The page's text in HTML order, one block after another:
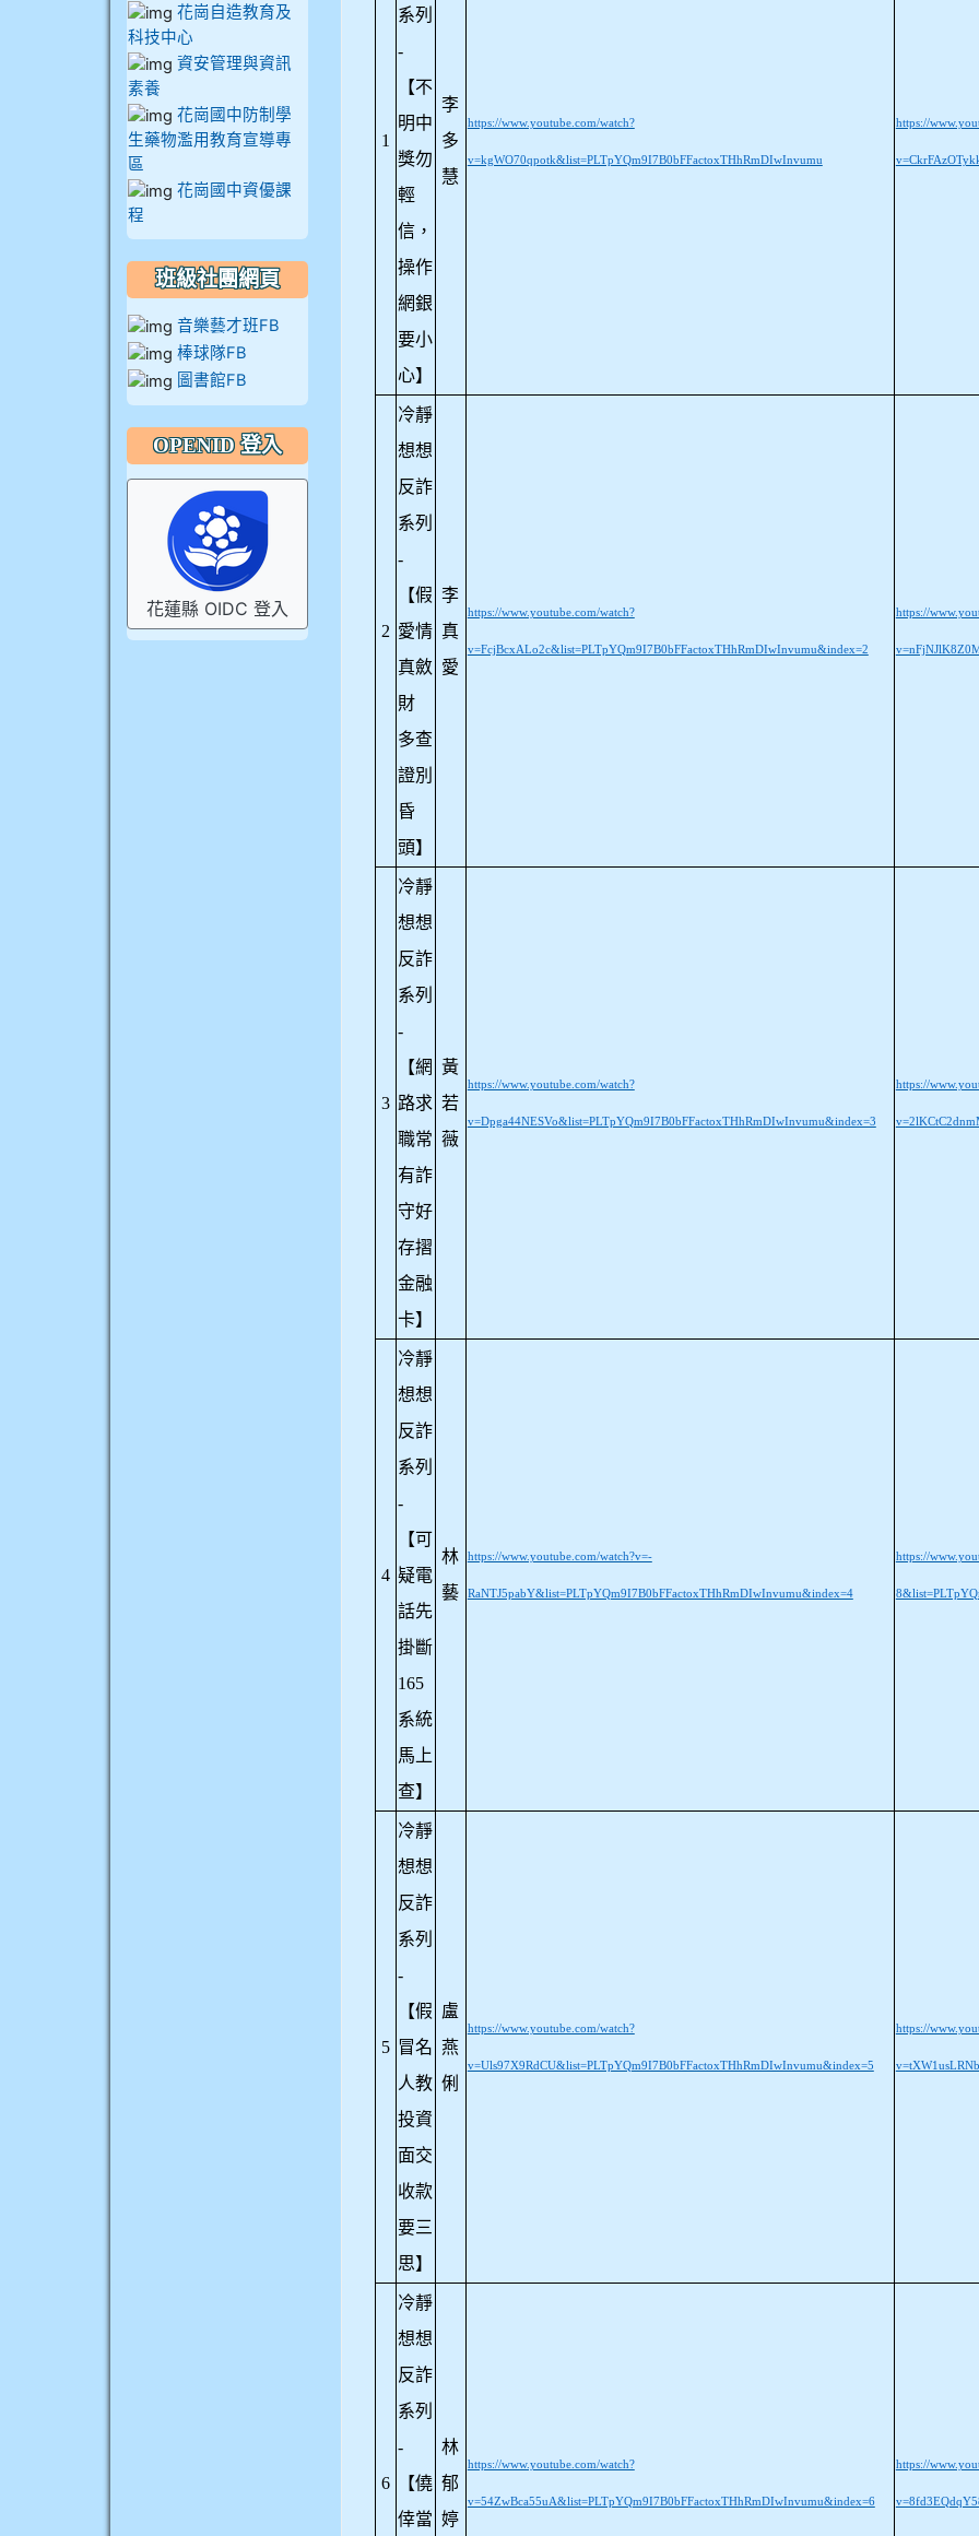
911王祉傑
911張 婷
912彭子宸
914王苡澄
1
系列
-
【不
明中
獎勿
輕
信，
操作
網銀
要小
心】
李
多
慧
https://www.youtube.com/watch?
v=kgWO70qpotk&list=PLTpYQm9I7B0bFFactoxTHhRmDIwInvumu
https://
2
冷靜
想想
反詐
系列
-
【假
愛情
真斂
財
多查
證別
昏
頭】
李
真
愛
https://www.youtube.com/watch?
v=FcjBcxALo2c&list=PLTpYQm9I7B0bFFactoxTHhRmDIwInvumu&index=2
https://
3
冷靜
想想
反詐
系列
-
【網
路求
職常
有詐
守好
存摺
金融
卡】
黃
若
薇
https://www.youtube.com/watch?
v=Dpga44NESVo&list=PLTpYQm9I7B0bFFactoxTHhRmDIwInvumu&index=3
https://
4
冷靜
想想
反詐
系列
-
【可
疑電
話先
掛斷
165
系統
馬上
查】
林
藝
https://www.youtube.com/watch?v=-
RaNTJ5pabY&list=PLTpYQm9I7B0bFFactoxTHhRmDIwInvumu&index=4
https://
5
冷靜
想想
反詐
系列
-
【假
冒名
人教
投資
面交
收款
要三
思】
盧
燕
俐
https://www.youtube.com/watch?
v=Uls97X9RdCU&list=PLTpYQm9I7B0bFFactoxTHhRmDIwInvumu&index=5
https://
6
冷靜
想想
反詐
系列
-
【僥
倖當
林
郁
婷
https://www.youtube.com/watch?
v=54ZwBca55uA&list=PLTpYQm9I7B0bFFactoxTHhRmDIwInvumu&index=6
https://
花崗自造教育及
科技中心
資安管理與資訊
素養
花崗國中防制學
生藥物濫用教育宣導專
區
花崗國中資優課
程
班級社團網頁
音樂藝才班FB
棒球隊FB
圖書館FB
OPENID 登入
花蓮縣 OIDC 登入